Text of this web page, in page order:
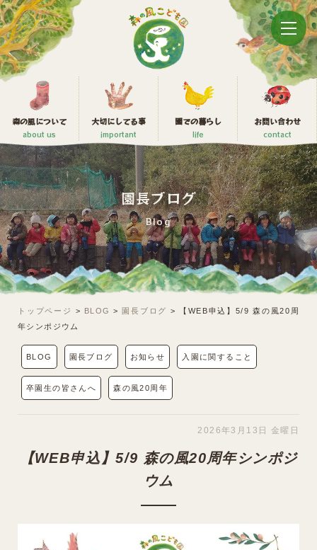
森の風について
about us
大切にしてる事
important
園での暮らし
life
お問い合わせ
contact
園長ブログ
Blog
トップページ > BLOG > 園長ブログ >
【WEB申込】5/9 森の風20周
年シンポジウム
BLOG 園長ブログ お知らせ 入園に関すること
卒園生の皆さんへ 森の風20周年
2026年3月13日 金曜日
【WEB申込】5/9 森の風20周年シンポジ
ウム